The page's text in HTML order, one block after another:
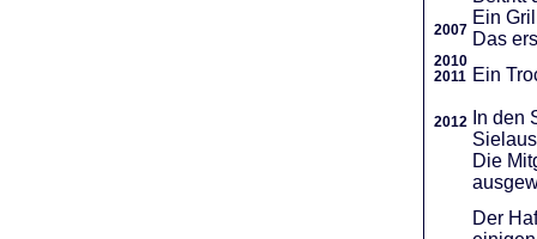
2007
2010
2011
2012
Ein
Das
Ein
In den
Die
Der